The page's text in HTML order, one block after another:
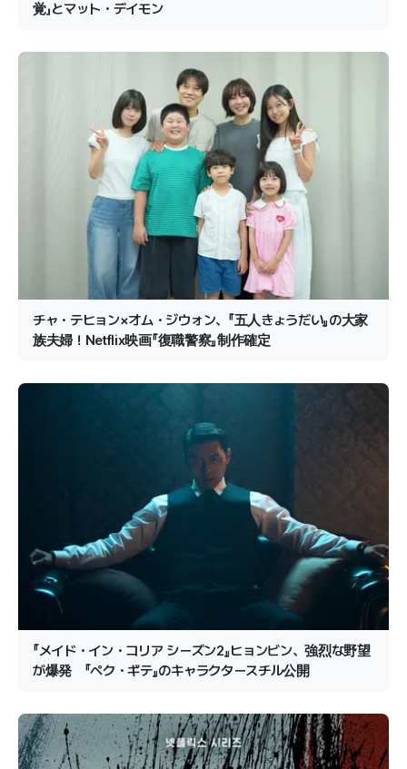
覚」とマット・デイモン
チャ・テヒョン×オム・ジウォン、『五人きょうだい』の大家
族夫婦！Netflix映画『復職警察』制作確定
『メイド・イン・コリア シーズン2』ヒョンビン、強烈な野望
が爆発 『ペク・ギテ』のキャラクタースチル公開